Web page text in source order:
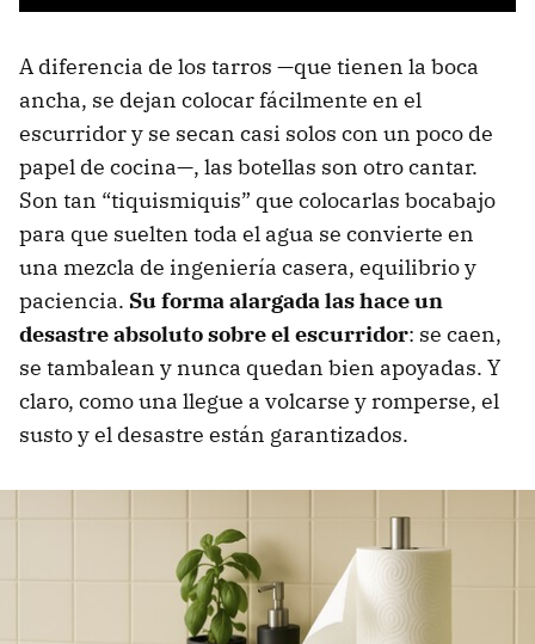
A diferencia de los tarros —que tienen la boca
ancha, se dejan colocar fácilmente en el
escurridor y se secan casi solos con un poco de
papel de cocina—, las botellas son otro cantar.
Son tan “tiquismiquis” que colocarlas bocabajo
para que suelten toda el agua se convierte en
una mezcla de ingeniería casera, equilibrio y
paciencia. Su forma alargada las hace un
desastre absoluto sobre el escurridor: se caen,
se tambalean y nunca quedan bien apoyadas. Y
claro, como una llegue a volcarse y romperse, el
susto y el desastre están garantizados.